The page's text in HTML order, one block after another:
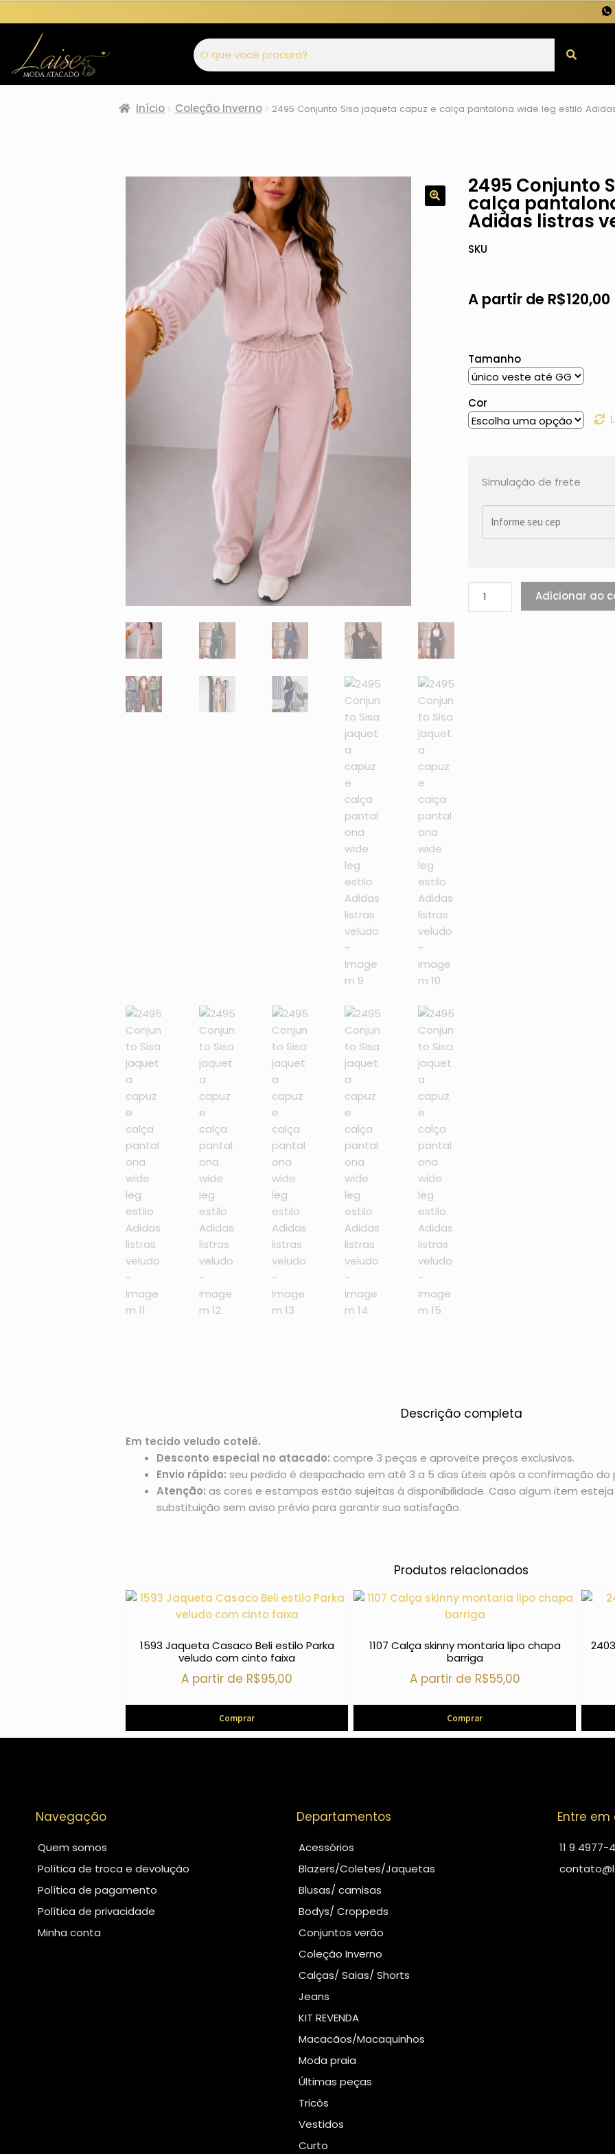
Início Coleção Inverno 2495 Conjunto Sisa jaqueta capuz e calça pantalona wide leg estilo
2495 Conjunto
calça
Adidas listras
SKU
A partir de R$120,00
Tamanho
Cor
Simulação de frete
Adicionar ao
Descrição completa
Em tecido veludo cotelê.
Desconto especial no atacado: compre 3 peças e aproveite preços exclusivos.
Envio rápido: seu pedido é despachado em até 3 a 5 dias úteis após a confirmação do
Atenção: as cores e estampas estão sujeitas à disponibilidade. Caso algum item
substituição sem aviso prévio para garantir sua satisfação.
Produtos relacionados
1593 Jaqueta Casaco Beli estilo Parka
veludo com cinto faixa
A partir de R$95,00
Comprar
1107 Calça skinny montaria lipo chapa
barriga
A partir de R$55,00
Comprar
Navegação
Quem somos
Política de troca e devolução
Política de pagamento
Política de privacidade
Minha conta
Departamentos
Acessórios
Blazers/Coletes/Jaquetas
Blusas/ camisas
Bodys/ Croppeds
Conjuntos verão
Coleção Inverno
Calças/ Saias/ Shorts
Jeans
KIT REVENDA
Macacãos/Macaquinhos
Moda praia
Últimas peças
Tricôs
Vestidos
Curto
Entre
11 9 4977-